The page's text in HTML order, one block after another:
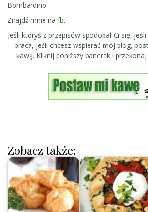
Bombardino
Znajdź mnie na fb.
Jeśli któryś z przepisów spodobał Ci się,
praca, jeśli chcesz wspierać mój blog,
kawę. Kliknij poniższy banerek i
Zobacz także: